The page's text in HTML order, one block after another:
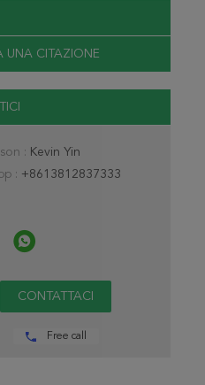
UNA CITAZIONE
: Kevin Yin
: +8613812837333
Free call